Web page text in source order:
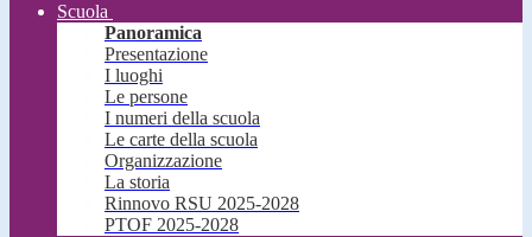
Scuola
Panoramica
Presentazione
I luoghi
Le persone
I numeri della scuola
Le carte della scuola
Organizzazione
La storia
Rinnovo RSU 2025-2028
PTOF 2025-2028